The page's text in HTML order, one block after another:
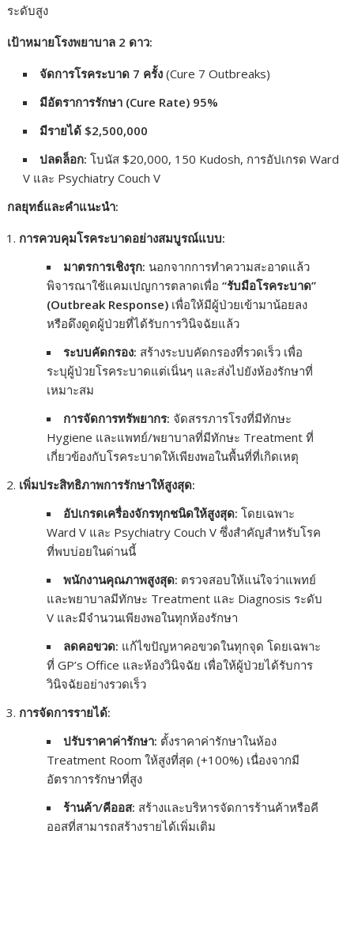
ระดับสูง
เป้าหมายโรงพยาบาล 2 ดาว:
จัดการโรคระบาด 7 ครั้ง (Cure 7 Outbreaks)
มีอัตราการรักษา (Cure Rate) 95%
มีรายได้ $2,500,000
ปลดล็อก: โบนัส $20,000, 150 Kudosh, การอัปเกรด Ward
V และ Psychiatry Couch V
กลยุทธ์และคำแนะนำ:
การควบคุมโรคระบาดอย่างสมบูรณ์แบบ:
มาตรการเชิงรุก: นอกจากการทำความสะอาดแล้ว
พิจารณาใช้แคมเปญการตลาดเพื่อ“รับมือโรคระบาด”
(Outbreak Response) เพื่อให้มีผู้ป่วยเข้ามาน้อยลง
หรือดึงดูดผู้ป่วยที่ได้รับการวินิจฉัยแล้ว
ระบบคัดกรอง: สร้างระบบคัดกรองที่รวดเร็ว เพื่อ
ระบุผู้ป่วยโรคระบาดแต่เนิ่นๆ และส่งไปยังห้องรักษาที่
เหมาะสม
การจัดการทรัพยากร: จัดสรรภารโรงที่มีทักษะ
Hygiene และแพทย์/พยาบาลที่มีทักษะ Treatment ที่
เกี่ยวข้องกับโรคระบาดให้เพียงพอในพื้นที่ที่เกิดเหตุ
เพิ่มประสิทธิภาพการรักษาให้สูงสุด:
อัปเกรดเครื่องจักรทุกชนิดให้สูงสุด: โดยเฉพาะ
Ward V และ Psychiatry Couch V ซึ่งสำคัญสำหรับโรค
ที่พบบ่อยในด่านนี้
พนักงานคุณภาพสูงสุด: ตรวจสอบให้แน่ใจว่าแพทย์
และพยาบาลมีทักษะ Treatment และ Diagnosis ระดับ
V และมีจำนวนเพียงพอในทุกห้องรักษา
ลดคอขวด: แก้ไขปัญหาคอขวดในทุกจุด โดยเฉพาะ
ที่ GP’s Office และห้องวินิจฉัย เพื่อให้ผู้ป่วยได้รับการ
วินิจฉัยอย่างรวดเร็ว
การจัดการรายได้:
ปรับราคาค่ารักษา: ตั้งราคาค่ารักษาในห้อง
Treatment Room ให้สูงที่สุด (+100%) เนื่องจากมี
อัตราการรักษาที่สูง
ร้านค้า/คีออส: สร้างและบริหารจัดการร้านค้าหรือคี
ออสที่สามารถสร้างรายได้เพิ่มเติม